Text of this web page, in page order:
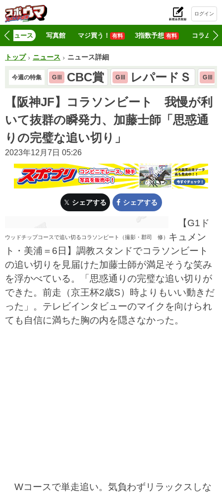
ログイン
ニュース 写真館 マジ買う！ 有料 3指数予想 有料 コラム
トップ ニュース ニュース詳細
今週の特集 GⅢ CBC賞 GⅢ レパードＳ GⅢ
【阪神JF】コラソンビート 我慢が利
いて抜群の瞬発力、加藤士師「思惑通
りの完璧な追い切り」
2023年12月7日 05:26
シェアする シェアする
ウッドチップコースで追い切るコラソンビート（撮影・郡司 修）
【G1ド
キュメン
ト・美浦＝6日】調教スタンドでコラソンビート
の追い切りを見届けた加藤士師が満足そうな笑み
を浮かべている。「思惑通りの完璧な追い切りが
できた。前走（京王杯2歳S）時よりもいい動きだ
った」。テレビインタビューのマイクを向けられ
ても自信に満ちた胸の内を隠さなかった。
Wコースで単走追い。気負わずリラックスしな